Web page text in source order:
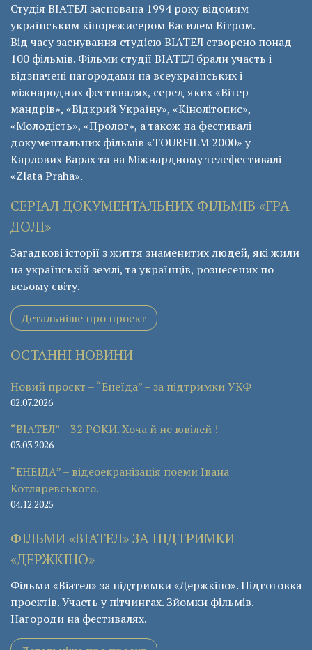
Студія ВІАТЕЛ заснована 1994 року відомим
українським кінорежисером Василем Вітром.
Від часу заснування студією ВІАТЕЛ створено понад
100 фільмів. Фільми студії ВІАТЕЛ брали участь і
відзначені нагородами на всеукраїнських і
міжнародних фестивалях, серед яких «Вітер
мандрів», «Відкрий Україну», «Кінолітопис»,
«Молодість», «Пролог», а також на фестивалі
документальних фільмів «ТОURFILM 2000» у
Карлових Варах та на Міжнардному телефестивалі
«Zlata Praha».
СЕРІАЛ ДОКУМЕНТАЛЬНИХ ФІЛЬМІВ «ГРА
ДОЛІ»
Загадкові історії з життя знаменитих людей, які жили
на українській землі, та українців, рознесених по
всьому світу.
Детальніше про проект
ОСТАННІ НОВИНИ
Новий проєкт – “Енеїда” – за підтримки УКФ
02.07.2026
“ВІАТЕЛ” – 32 РОКИ. Хоча й не ювілей !
03.03.2026
“ЕНЕЇДА” – відеоекранізація поеми Івана
Котляревського.
04.12.2025
ФІЛЬМИ «ВІАТЕЛ» ЗА ПІДТРИМКИ
«ДЕРЖКІНО»
Фільми «Віател» за підтримки «Держкіно». Підготовка
проектів. Участь у пітчингах. Зйомки фільмів.
Нагороди на фестивалях.